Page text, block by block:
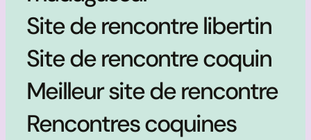
Site de rencontre libertin
Site de rencontre coquin
Meilleur site de rencontre
Rencontres coquines